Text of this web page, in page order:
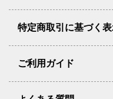
特定商取引に基づく
ご利用ガイド